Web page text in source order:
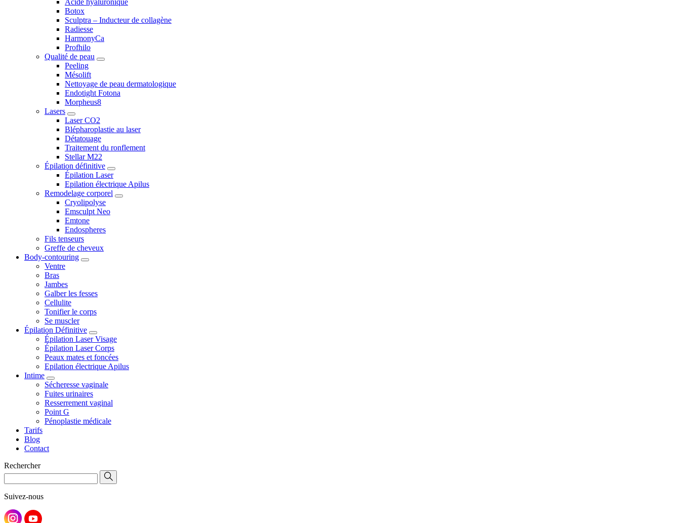
Acide hyaluronique
Botox
Sculptra – Inducteur de collagène
Radiesse
HarmonyCa
Profhilo
Qualité de peau
Peeling
Mésolift
Nettoyage de peau dermatologique
Endotight Fotona
Morpheus8
Lasers
Laser CO2
Blépharoplastie au laser
Détatouage
Traitement du ronflement
Stellar M22
Épilation définitive
Épilation Laser
Epilation électrique Apilus
Remodelage corporel
Cryolipolyse
Emsculpt Neo
Emtone
Endospheres
Fils tenseurs
Greffe de cheveux
Body-contouring
Ventre
Bras
Jambes
Galber les fesses
Cellulite
Tonifier le corps
Se muscler
Épilation Définitive
Épilation Laser Visage
Épilation Laser Corps
Peaux mates et foncées
Epilation électrique Apilus
Intime
Sécheresse vaginale
Fuites urinaires
Resserrement vaginal
Point G
Pénoplastie médicale
Tarifs
Blog
Contact
Rechercher
Suivez-nous